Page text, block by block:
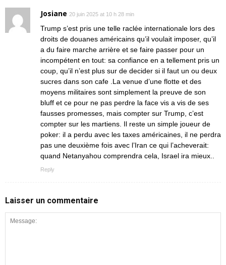
Josiane 20 juin 2025 at 10 h 28 min
Trump s’est pris une telle raclée internationale lors des
droits de douanes américains qu’il voulait imposer, qu’il
a du faire marche arrière et se faire passer pour un
incompétent en tout: sa confiance en a tellement pris un
coup, qu’il n’est plus sur de decider si il faut un ou deux
sucres dans son cafe .La venue d’une flotte et des
moyens militaires sont simplement la preuve de son
bluff et ce pour ne pas perdre la face vis a vis de ses
fausses promesses, mais compter sur Trump, c’est
compter sur les martiens. Il reste un simple joueur de
poker: il a perdu avec les taxes américaines, il ne perdra
pas une deuxième fois avec l’Iran ce qui l’acheverait:
quand Netanyahou comprendra cela, Israel ira mieux..
Reply
Laisser un commentaire